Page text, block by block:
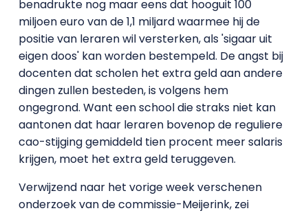
benadrukte nog maar eens dat hooguit 100
miljoen euro van de 1,1 miljard waarmee hij de
positie van leraren wil versterken, als 'sigaar uit
eigen doos' kan worden bestempeld. De angst bij
docenten dat scholen het extra geld aan andere
dingen zullen besteden, is volgens hem
ongegrond. Want een school die straks niet kan
aantonen dat haar leraren bovenop de reguliere
cao-stijging gemiddeld tien procent meer salaris
krijgen, moet het extra geld teruggeven.
Verwijzend naar het vorige week verschenen
onderzoek van de commissie-Meijerink, zei